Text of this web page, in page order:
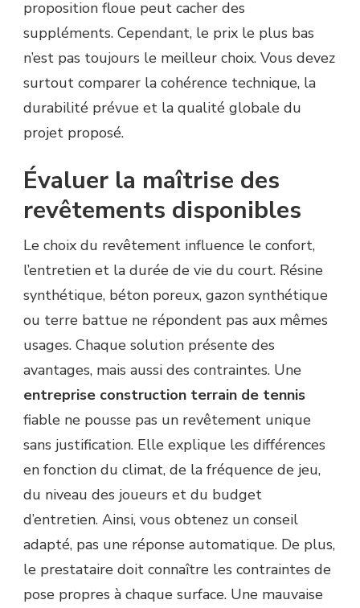
proposition floue peut cacher des
suppléments. Cependant, le prix le plus bas
n’est pas toujours le meilleur choix. Vous devez
surtout comparer la cohérence technique, la
durabilité prévue et la qualité globale du
projet proposé.
Évaluer la maîtrise des
revêtements disponibles
Le choix du revêtement influence le confort,
l’entretien et la durée de vie du court. Résine
synthétique, béton poreux, gazon synthétique
ou terre battue ne répondent pas aux mêmes
usages. Chaque solution présente des
avantages, mais aussi des contraintes. Une
entreprise construction terrain de tennis
fiable ne pousse pas un revêtement unique
sans justification. Elle explique les différences
en fonction du climat, de la fréquence de jeu,
du niveau des joueurs et du budget
d’entretien. Ainsi, vous obtenez un conseil
adapté, pas une réponse automatique. De plus,
le prestataire doit connaître les contraintes de
pose propres à chaque surface. Une mauvaise